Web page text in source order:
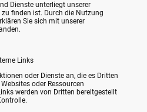
Dienste unterliegt unserer
finden ist. Durch die Nutzung
Sie sich mit unserer
Links
oder Dienste an, die es Dritten
oder Ressourcen
werden von Dritten bereitgestellt